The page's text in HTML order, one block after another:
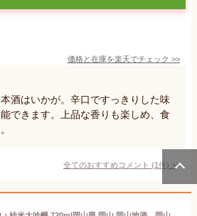
価格と在庫を楽天でチェック >>
酒はいかが。辛口ですっきりした味
できます。上品な香りも楽しめ、食
全てのおすすめコメント (1件) >